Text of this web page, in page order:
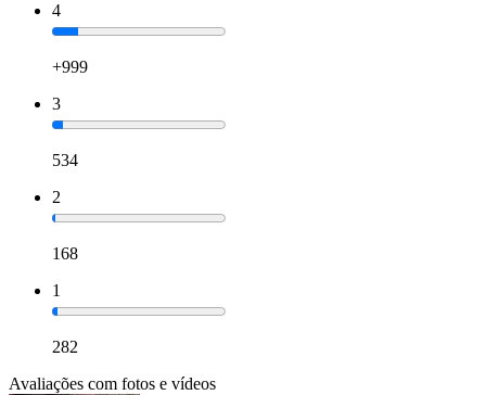
4
+999
3
534
2
168
1
282
Avaliações com fotos e vídeos